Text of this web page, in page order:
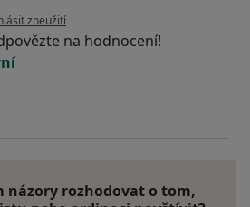
názoru uživatele Pacient
zneužití
na hodnocení!
názory rozhodovat o tom,